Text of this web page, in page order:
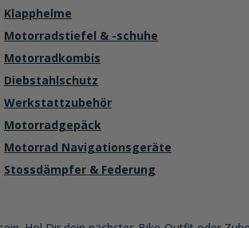
Klapphelme
Motorradstiefel & -schuhe
Motorradkombis
Diebstahlschutz
Werkstattzubehör
Motorradgepäck
Motorrad Navigationsgeräte
Stossdämpfer & Federung